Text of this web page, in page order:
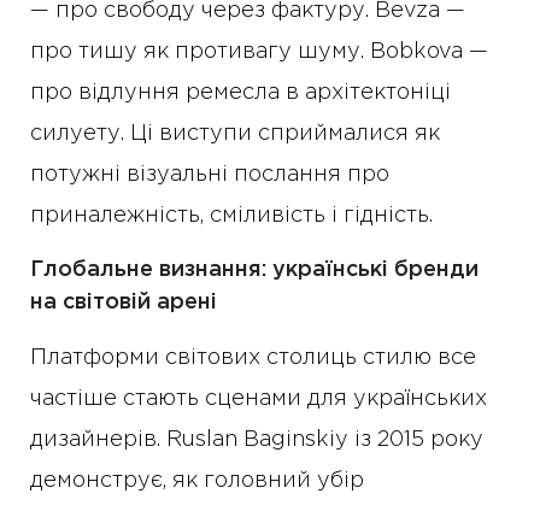
— про свободу через фактуру. Bevza —
про тишу як противагу шуму. Bobkova —
про відлуння ремесла в архітектоніці
силуету. Ці виступи сприймалися як
потужні візуальні послання про
приналежність, сміливість і гідність.
Глобальне визнання: українські бренди
на світовій арені
Платформи світових столиць стилю все
частіше стають сценами для українських
дизайнерів. Ruslan Baginskiy із 2015 року
демонструє, як головний убір